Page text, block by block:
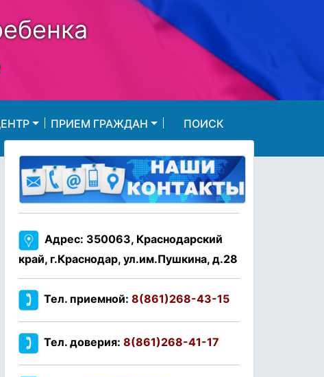
ПРИЕМ ГРАЖДАН ПОИСК
Адрес: 350063, Краснодарский
край, г.Краснодар, ул.им.Пушкина, д.28
Тел. приемной: 8(861)268-43-15
Тел. доверия: 8(861)268-41-17